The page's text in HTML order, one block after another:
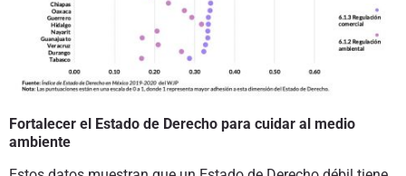
Fortalecer el Estado de Derecho para cuidar al medio
ambiente